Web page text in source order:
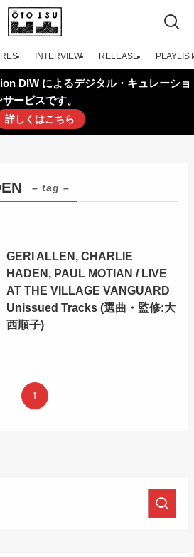
INTERVIEW RELEASE PLAYLIST
DIW によるデジタル・キュレーショ
サービスです。
詳しくはこちら
– tag –
GERI ALLEN, CHARLIE
HADEN, PAUL MOTIAN / LIVE
AT THE VILLAGE VANGUARD
Unissued Tracks (選曲・監修:大
西順子)
1